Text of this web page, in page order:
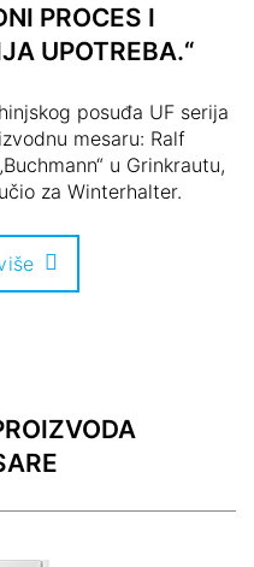
PROCES I
UPOTREBA.“
posuđa UF serija
mesaru: Ralf
u Grinkrautu,
za Winterhalter.